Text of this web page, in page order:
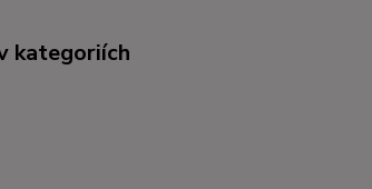
kategoriích